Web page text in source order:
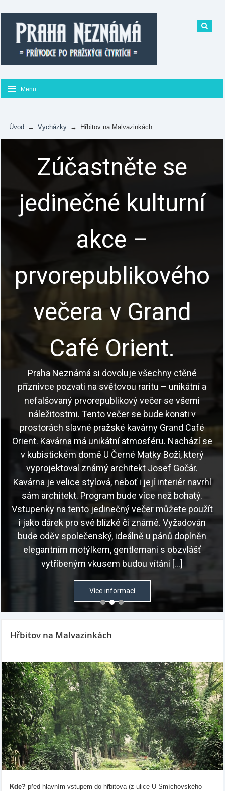
Menu
Úvod → Vycházky → Hřbitov na Malvazinkách
Zúčastněte se
jedinečné kulturní
akce –
prvorepublikového
večera v Grand
Café Orient.
Praha Neznámá si dovoluje všechny ctěné
příznivce pozvati na světovou raritu – unikátní a
nefalšovaný prvorepublikový večer se všemi
náležitostmi. Tento večer se bude konati v
prostorách slavné pražské kavárny Grand Café
Orient. Kavárna má unikátní atmosféru. Nachází se
v kubistickém domě U Černé Matky Boží, který
vyprojektoval známý architekt Josef Gočár.
Kavárna je velice stylová, neboť i její interiér navrhl
sám architekt. Program bude více než bohatý.
Vstupenky na tento jedinečný večer můžete použít
i jako dárek pro své blízké či známé. Vyžadován
bude oděv společenský, ideálně u pánů doplněn
elegantním motýlkem, gentlemani s obzvlášť
vytříbeným vkusem budou vítáni […]
Více informací
Hřbitov na Malvazinkách
Kde?před hlavním vstupem do hřbitova (z ulice U Smíchovského